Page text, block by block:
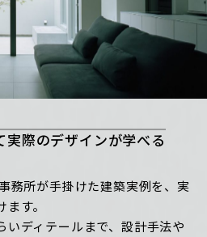
実際のデザインが学べる
務所が手掛けた建築実例を、実
す。
いディテールまで、設計手法や